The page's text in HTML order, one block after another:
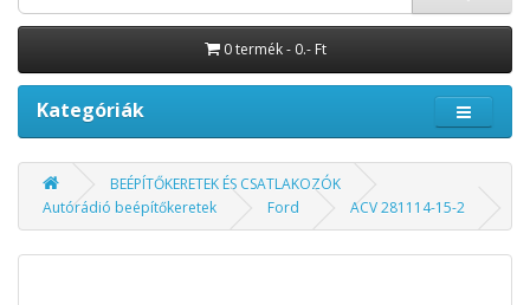
0 termék - 0.- Ft
Kategóriák
BEÉPÍTŐKERETEK ÉS CSATLAKOZÓK
Autórádió beépítőkeretek
Ford ACV 281114-15-2